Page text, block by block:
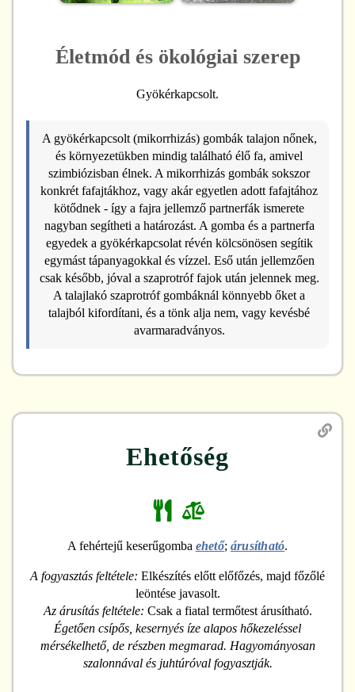
Életmód és ökológiai szerep
Gyökérkapcsolt.
A gyökérkapcsolt (mikorrhizás) gombák talajon nőnek,
és környezetükben mindig található élő fa, amivel
szimbiózisban élnek. A mikorrhizás gombák sokszor
konkrét fafajtákhoz, vagy akár egyetlen adott fafajtához
kötődnek - így a fajra jellemző partnerfák ismerete
nagyban segítheti a határozást. A gomba és a partnerfa
egyedek a gyökérkapcsolat révén kölcsönösen segítik
egymást tápanyagokkal és vízzel. Eső után jellemzően
csak később, jóval a szaprotróf fajok után jelennek meg.
A talajlakó szaprotróf gombáknál könnyebb őket a
talajból kifordítani, és a tönk alja nem, vagy kevésbé
avarmaradványos.
Ehetőség
A fehértejű keserűgomba ehető; árusítható.
A fogyasztás feltétele: Elkészítés előtt előfőzés, majd főzőlé
leöntése javasolt.
Az árusítás feltétele: Csak a fiatal termőtest árusítható.
Égetően csípős, kesernyés íze alapos hőkezeléssel
mérsékelhető, de részben megmarad. Hagyományosan
szalonnával és juhtúróval fogyasztják.